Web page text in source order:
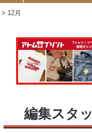
> 12月
編集スタ